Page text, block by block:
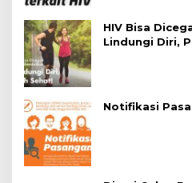
HIV Bisa
Lindungi Diri,
Notifikasi